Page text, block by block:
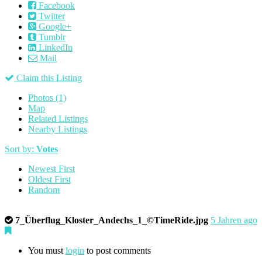
Facebook
Twitter
Google+
Tumblr
LinkedIn
Mail
Claim this Listing
Photos (1)
Map
Related Listings
Nearby Listings
Sort by: Votes
Newest First
Oldest First
Random
7_Überflug_Kloster_Andechs_1_©TimeRide.jpg 5 Jahren ago
You must login to post comments